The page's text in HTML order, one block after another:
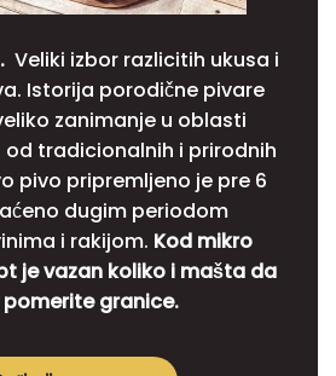
Veliki izbor razlicitih ukusa i
Istorija porodične pivare
zanimanje u oblasti
od tradicionalnih i prirodnih
pivo pripremljeno je pre 6
dugim periodom
i rakijom. Kod mikro
je vazan koliko i mašta da
pomerite granice.